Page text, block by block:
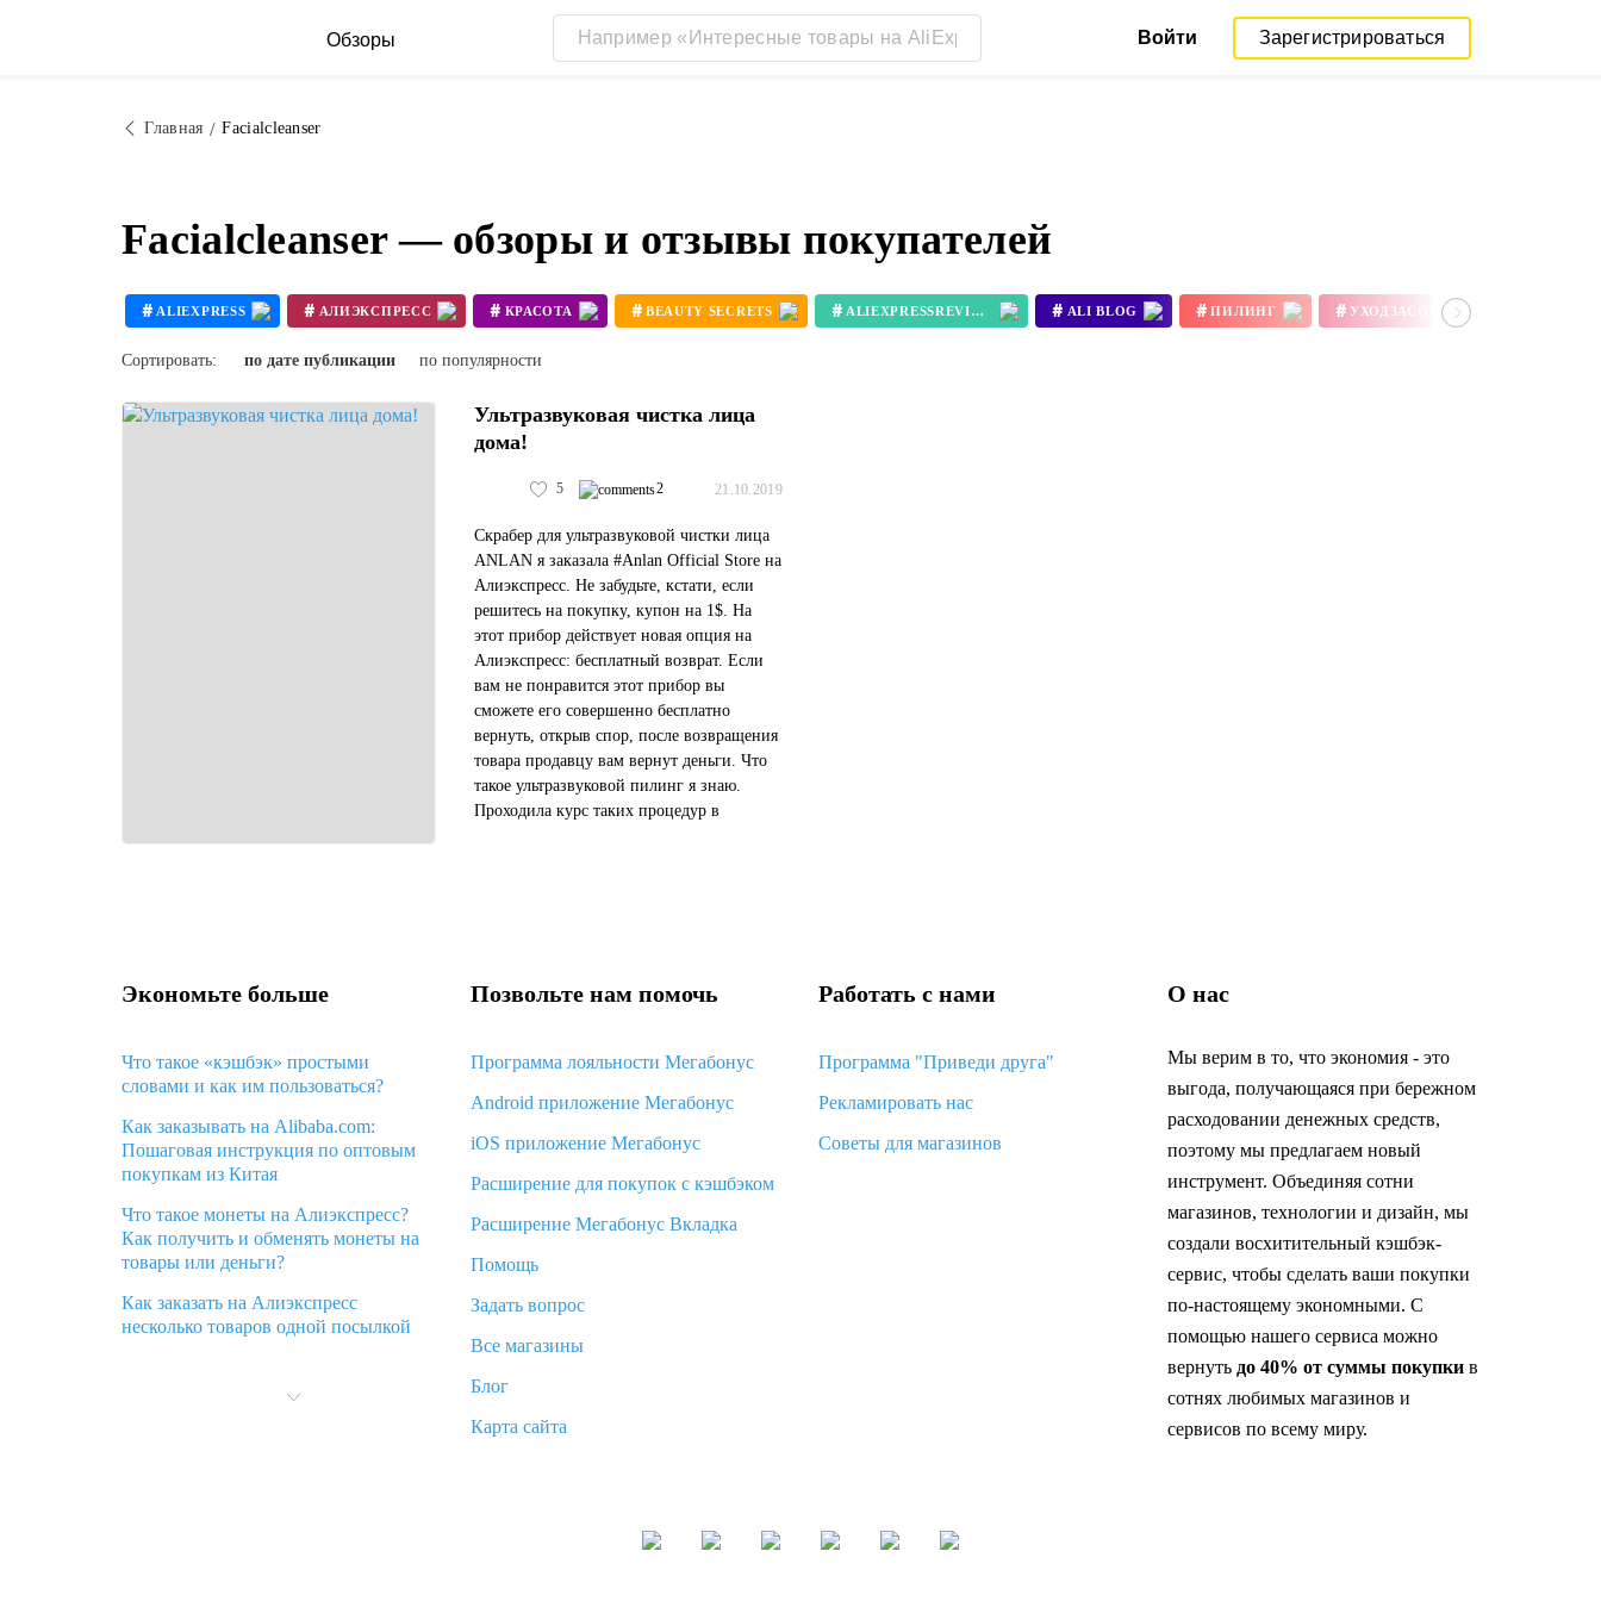
Обзоры Войти Зарегистрироваться
Главная Facialcleanser
Facialcleanser — обзоры и отзывы покупателей
# ALIEXPRESS # АЛИЭКСПРЕСС # КРАСОТА # BEAUTY SECRETS # ALIEXPRESSREVIEW # ALI BLOG # ПИЛИНГ # УХОДЗАСОБОЙ
Сортировать: по дате публикации по популярности
Ультразвуковая чистка лица
дома!
5 2 21.10.2019
Скрабер для ультразвуковой чистки лица
ANLAN я заказала #Anlan Official Store на
Алиэкспресс. Не забудьте, кстати, если
решитесь на покупку, купон на 1$. На
этот прибор действует новая опция на
Алиэкспресс: бесплатный возврат. Если
вам не понравится этот прибор вы
сможете его совершенно бесплатно
вернуть, открыв спор, после возвращения
товара продавцу вам вернут деньги. Что
такое ультразвуковой пилинг я знаю.
Проходила курс таких процедур в
Экономьте больше
Что такое «кэшбэк» простыми
словами и как им пользоваться?
Как заказывать на Alibaba.com:
Пошаговая инструкция по оптовым
покупкам из Китая
Что такое монеты на Алиэкспресс?
Как получить и обменять монеты на
товары или деньги?
Как заказать на Алиэкспресс
несколько товаров одной посылкой
Алиэкспресс и что делать?
Позвольте нам помочь
Программа лояльности Мегабонус
Android приложение Мегабонус
iOS приложение Мегабонус
Расширение для покупок с кэшбэком
Расширение Мегабонус Вкладка
Помощь
Задать вопрос
Все магазины
Блог
Карта сайта
Работать с нами
Программа "Приведи друга"
Рекламировать нас
Советы для магазинов
О нас
Мы верим в то, что экономия - это
выгода, получающаяся при бережном
расходовании денежных средств,
поэтому мы предлагаем новый
инструмент. Объединяя сотни
магазинов, технологии и дизайн, мы
создали восхитительный кэшбэк-
сервис, чтобы сделать ваши покупки
по-настоящему экономными. С
помощью нашего сервиса можно
вернуть до 40% от суммы покупкив
сотнях любимых магазинов и
сервисов по всему миру.